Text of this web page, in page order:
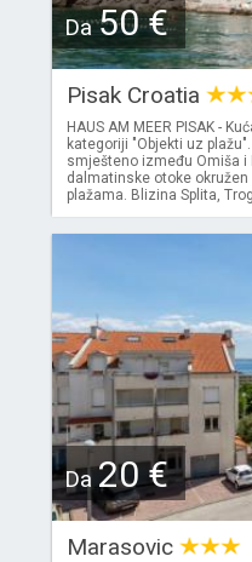
Da50 €
Pisak Croatia
HAUS AM MEER PISAK -
kategoriji "Objekti uz
smješteno između Omiša i
dalmatinske otoke
plažama. Blizina Splita,
Da 20 €
Marasovic